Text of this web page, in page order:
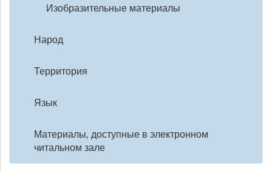
Изобразительные материалы
Народ
Территория
Язык
Материалы, доступные в электронном
читальном зале